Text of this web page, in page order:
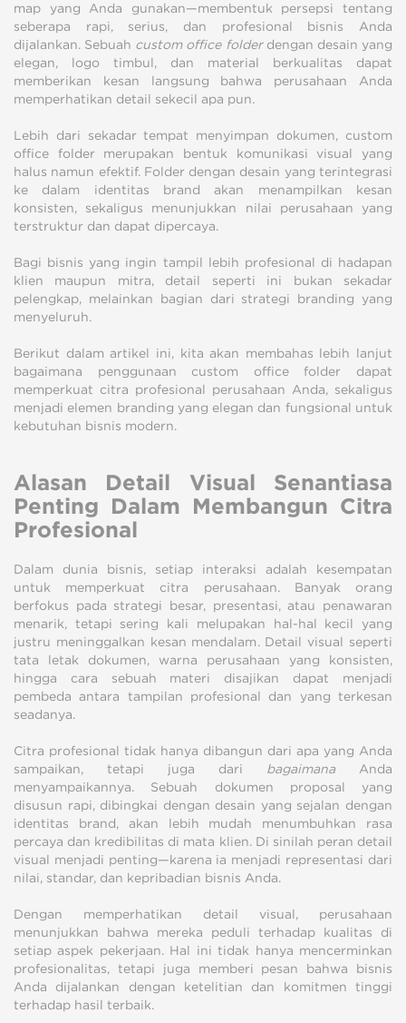
map yang Anda gunakan—membentuk persepsi tentang
seberapa rapi, serius, dan profesional bisnis Anda
dijalankan. Sebuah custom office folderdengan desain yang
elegan, logo timbul, dan material berkualitas dapat
memberikan kesan langsung bahwa perusahaan Anda
memperhatikan detail sekecil apa pun.
Lebih dari sekadar tempat menyimpan dokumen, custom
office folder merupakan bentuk komunikasi visual yang
halus namun efektif. Folder dengan desain yang terintegrasi
ke dalam identitas brand akan menampilkan kesan
konsisten, sekaligus menunjukkan nilai perusahaan yang
terstruktur dan dapat dipercaya.
Bagi bisnis yang ingin tampil lebih profesional di hadapan
klien maupun mitra, detail seperti ini bukan sekadar
pelengkap, melainkan bagian dari strategi branding yang
menyeluruh.
Berikut dalam artikel ini, kita akan membahas lebih lanjut
bagaimana penggunaan custom office folder dapat
memperkuat citra profesional perusahaan Anda, sekaligus
menjadi elemen branding yang elegan dan fungsional untuk
kebutuhan bisnis modern.
Alasan Detail Visual Senantiasa
Penting Dalam Membangun Citra
Profesional
Dalam dunia bisnis, setiap interaksi adalah kesempatan
untuk memperkuat citra perusahaan. Banyak orang
berfokus pada strategi besar, presentasi, atau penawaran
menarik, tetapi sering kali melupakan hal-hal kecil yang
justru meninggalkan kesan mendalam. Detail visual seperti
tata letak dokumen, warna perusahaan yang konsisten,
hingga cara sebuah materi disajikan dapat menjadi
pembeda antara tampilan profesional dan yang terkesan
seadanya.
Citra profesional tidak hanya dibangun dari apa yang Anda
sampaikan, tetapi juga dari bagaimana Anda
menyampaikannya. Sebuah dokumen proposal yang
disusun rapi, dibingkai dengan desain yang sejalan dengan
identitas brand, akan lebih mudah menumbuhkan rasa
percaya dan kredibilitas di mata klien. Di sinilah peran detail
visual menjadi penting—karena ia menjadi representasi dari
nilai, standar, dan kepribadian bisnis Anda.
Dengan memperhatikan detail visual, perusahaan
menunjukkan bahwa mereka peduli terhadap kualitas di
setiap aspek pekerjaan. Hal ini tidak hanya mencerminkan
profesionalitas, tetapi juga memberi pesan bahwa bisnis
Anda dijalankan dengan ketelitian dan komitmen tinggi
terhadap hasil terbaik.